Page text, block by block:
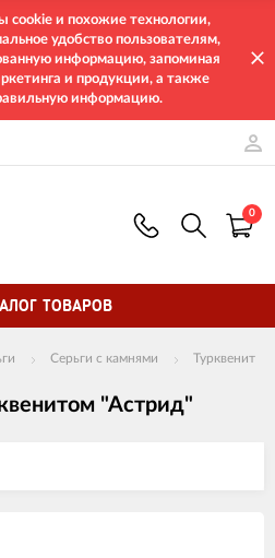
cookie и похожие технологии,
удобство пользователям,
информацию, запоминая
и продукции, а также
информацию.
0
ТОВАРОВ
Серьги с камнями Турквенит
"Астрид"